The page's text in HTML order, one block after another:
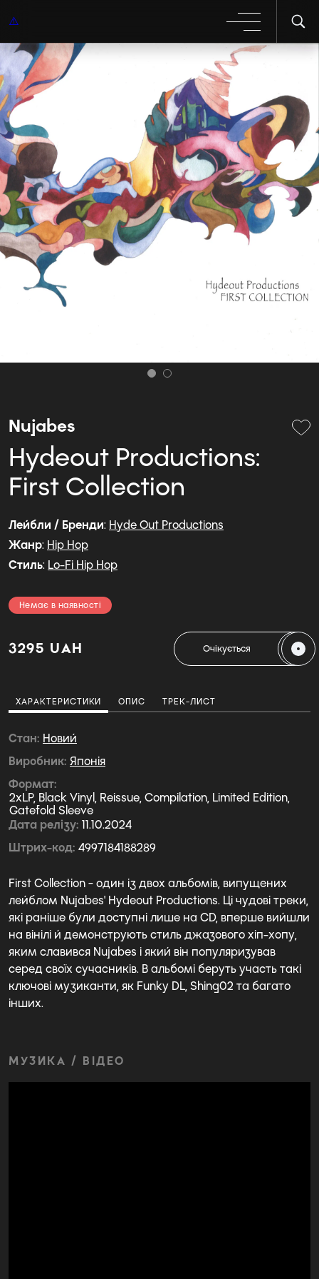
Nujabes
Hydeout Productions:
First Collection
Лейбли / Бренди: Hyde Out Productions
Жанр: Hip Hop
Стиль: Lo-Fi Hip Hop
Немає в наявності
3295 UAH Очікується
ХАРАКТЕРИСТИКИ ОПИС ТРЕК-ЛИСТ
Стан Новий
Виробник Японія
Формат
2xLP, Black Vinyl, Reissue, Compilation, Limited Edition,
Gatefold Sleeve
Дата релізу 11.10.2024
Штрих-код 4997184188289
First Collection - один із двох альбомів, випущених
лейблом Nujabes' Hydeout Productions. Ці чудові треки,
які раніше були доступні лише на CD, вперше вийшли
на вінілі й демонструють стиль джазового хіп-хопу,
яким славився Nujabes і який він популяризував
серед своїх сучасників. В альбомі беруть участь такі
ключові музиканти, як Funky DL, Shing02 та багато
інших.
МУЗИКА / ВІДЕО